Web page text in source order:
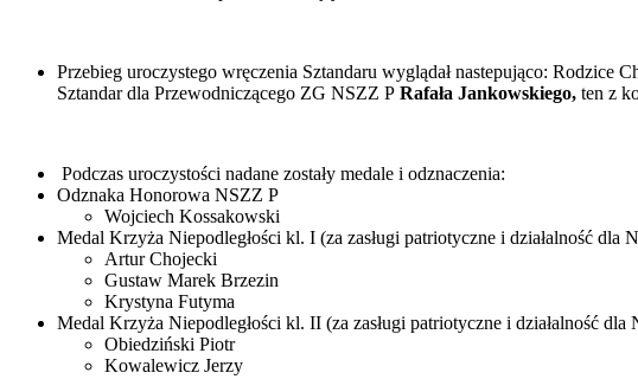
Przebieg uroczystego wręczenia Sztandaru wyglądał nastepująco: Rodzice
Sztandar dla Przewodniczącego ZG NSZZ P Rafała Jankowskiego, ten z
Podczas uroczystości nadane zostały medale i odznaczenia:
Odznaka Honorowa NSZZ P
Wojciech Kossakowski
Medal Krzyża Niepodległości kl. I (za zasługi patriotyczne i działalność dla
Artur Chojecki
Gustaw Marek Brzezin
Krystyna Futyma
Medal Krzyża Niepodległości kl. II (za zasługi patriotyczne i działalność
Obiedziński Piotr
Kowalewicz Jerzy